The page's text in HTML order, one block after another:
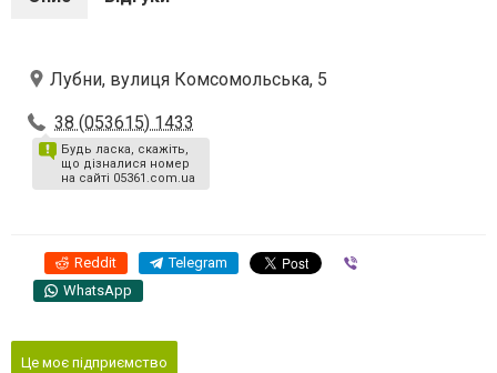
Лубни, вулиця Комсомольська, 5
38 (053615) 1433
Будь ласка, скажіть,
що дізналися номер
на сайті 05361.com.ua
Reddit Telegram
WhatsApp
Це моє підприємство